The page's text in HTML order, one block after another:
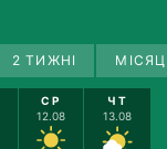
2 ТИЖНІ
СР
12.08
ЧТ
13.08